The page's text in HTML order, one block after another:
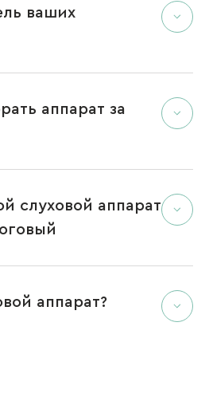
ваших
аппарат за
слуховой аппарат
аппарат?